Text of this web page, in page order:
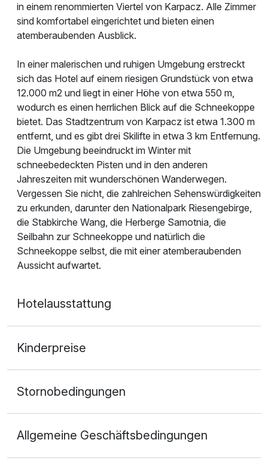
in einem renommierten Viertel von Karpacz. Alle Zimmer
sind komfortabel eingerichtet und bieten einen
atemberaubenden Ausblick.
In einer malerischen und ruhigen Umgebung erstreckt
sich das Hotel auf einem riesigen Grundstück von etwa
12.000 m2 und liegt in einer Höhe von etwa 550 m,
wodurch es einen herrlichen Blick auf die Schneekoppe
bietet. Das Stadtzentrum von Karpacz ist etwa 1.300 m
entfernt, und es gibt drei Skilifte in etwa 3 km Entfernung.
Die Umgebung beeindruckt im Winter mit
schneebedeckten Pisten und in den anderen
Jahreszeiten mit wunderschönen Wanderwegen.
Vergessen Sie nicht, die zahlreichen Sehenswürdigkeiten
zu erkunden, darunter den Nationalpark Riesengebirge,
die Stabkirche Wang, die Herberge Samotnia, die
Seilbahn zur Schneekoppe und natürlich die
Schneekoppe selbst, die mit einer atemberaubenden
Aussicht aufwartet.
Hotelausstattung
Kinderpreise
Stornobedingungen
Allgemeine Geschäftsbedingungen